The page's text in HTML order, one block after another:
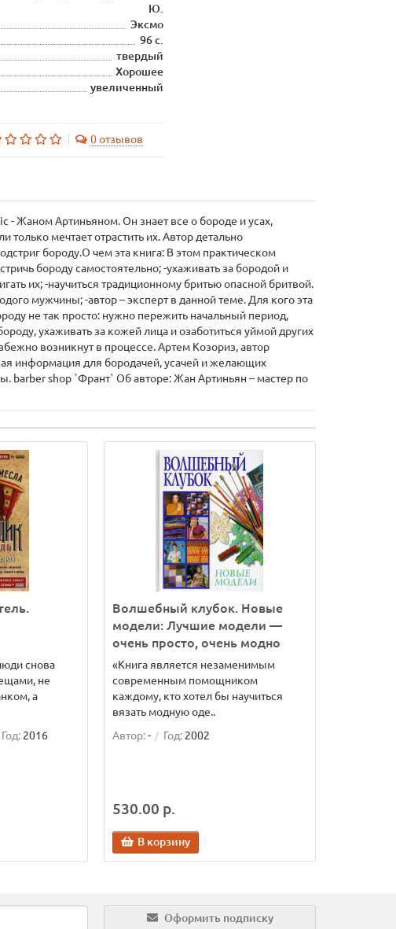
Ю.
Эксмо
96 с.
твердый
Хорошее
увеличенный
0 отзывов
- Жаном Артиньяном. Он знает все о бороде и усах,
только мечтает отрастить их. Автор детально
бороду.О чем эта книга: В этом практическом
бороду самостоятельно; -ухаживать за бородой и
их; -научиться традиционному бритью опасной бритвой.
мужчины; -автор – эксперт в данной теме. Для кого эта
не так просто: нужно пережить начальный период,
ухаживать за кожей лица и озаботиться уймой других
возникнут в процессе. Артем Козориз, автор
информация для бородачей, усачей и желающих
barber shop `Франт` Об авторе: Жан Артиньян – мастер по
снова
не
а
Год: 2016
Волшебный клубок. Новые
модели: Лучшие модели —
очень просто, очень модно
«Книга является незаменимым
современным помощником
каждому, кто хотел бы научиться
вязать модную оде..
Автор:- Год: 2002
530.00 р.
В корзину
Оформить подписку